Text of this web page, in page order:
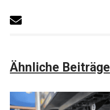
Ähnliche Beiträge